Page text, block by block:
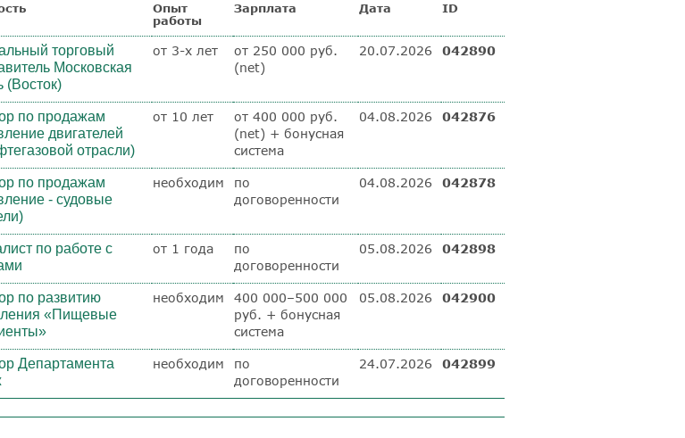
Опыт
работы
Зарплата Дата ID
торговый
Московская
(Восток)
от 3-х лет
от 250 000 руб.
(net)
20.07.2026 042890
по продажам
двигателей
отрасли)
от 10 лет
от 400 000 руб.
(net) + бонусная
система
04.08.2026 042876
по продажам
- судовые
необходим
по
договоренности
04.08.2026 042878
по работе с
от 1 года
по
договоренности
05.08.2026 042898
по развитию
«Пищевые
необходим
400 000–500 000
руб. + бонусная
система
05.08.2026 042900
Департамента
необходим
по
договоренности
24.07.2026 042899